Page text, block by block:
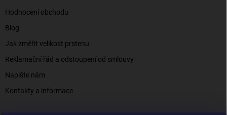
Hodnocení obchodu
Blog
Jak změřit velikost prstenu
Reklamační řád a odstoupení od smlouvy
Napište nám
Kontakty a informace